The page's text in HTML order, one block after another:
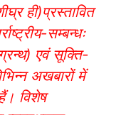
ही)प्रस्तावित
सम्बन्धः
एवं सूक्ति-
अखबारों में
विशेष